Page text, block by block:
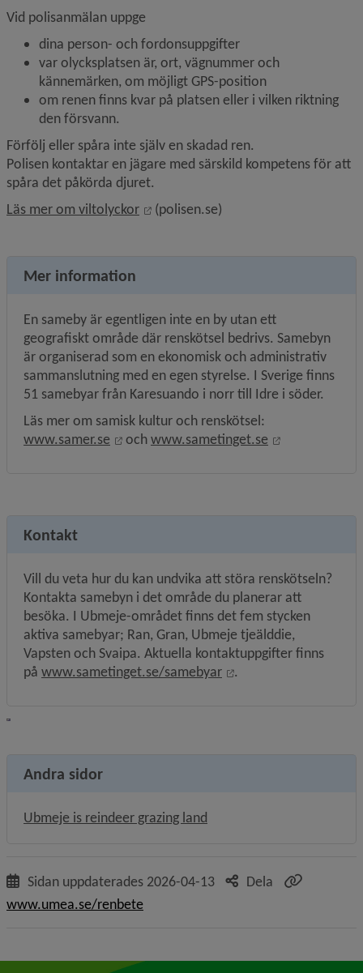
Vid polisanmälan uppge
dina person- och fordonsuppgifter
var olycksplatsen är, ort, vägnummer och
kännemärken, om möjligt GPS-position
om renen finns kvar på platsen eller i vilken riktning
den försvann.
Förfölj eller spåra inte själv en skadad ren.
Polisen kontaktar en jägare med särskild kompetens för att
spåra det påkörda djuret.
Läs mer om viltolyckor
Länk till annan webbplats, öppnas i
(polisen.se)
Mer information
En sameby är egentligen inte en by utan ett
geografiskt område där renskötsel bedrivs. Samebyn
är organiserad som en ekonomisk och administrativ
sammanslutning med en egen styrelse. I Sverige finns
51 samebyar från Karesuando i norr till Idre i söder.
www.samer.se
Länk till annan webbplats, öppnas i nytt
och www.sametinget.se Länk till
Kontakt
Vill du veta hur du kan undvika att störa renskötseln?
Kontakta samebyn i det område du planerar att
besöka. I Ubmeje-området finns det fem stycken
aktiva samebyar; Ran, Gran, Ubmeje tjeälddie,
Vapsten och Svaipa. Aktuella kontaktuppgifter finns
på www.sametinget.se/samebyar Länk till annan
.
Andra sidor
Ubmeje is reindeer grazing land
Sidan uppdaterades 2026-04-13
Dela
www.umea.se/renbete